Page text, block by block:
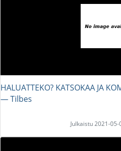
HALUATTEKO? KATSOKAA JA
― Tilbes
Julkaistu 2021-